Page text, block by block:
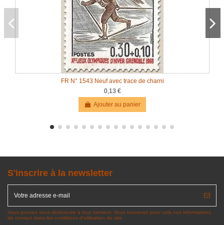
FR N° 1543 Neuf avec trace de charni
0,13 €
Ajouter au panier
S'inscrire à la newsletter
Vous pouvez vous désinscrire à tout moment. Vous trouverez pour cela nos informations
de contact dans les conditions d'utilisation du site.